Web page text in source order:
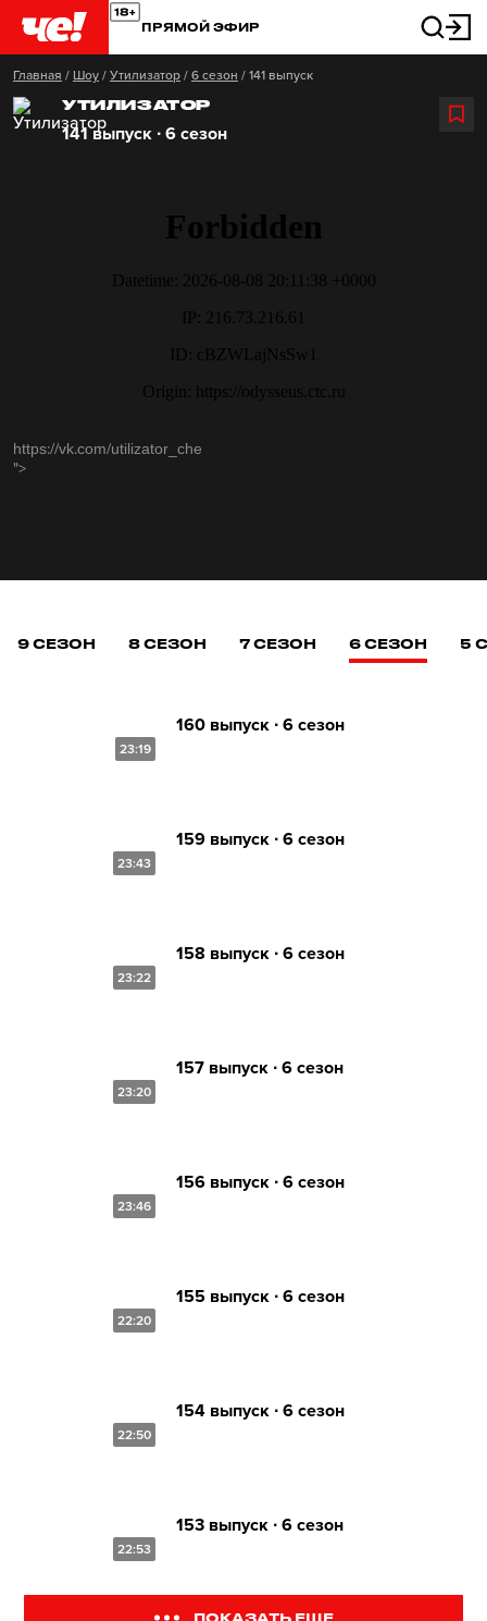
ПРЯМОЙ ЭФИР
Главная / Шоу / Утилизатор / 6 сезон / 141 выпуск
УТИЛИЗАТОР
141 выпуск ∙ 6 сезон
https://vk.com/utilizator_che
">
9 СЕЗОН 8 СЕЗОН 7 СЕЗОН 6 СЕЗОН 5
23:19
160 выпуск ∙ 6 сезон
23:43
159 выпуск ∙ 6 сезон
23:22
158 выпуск ∙ 6 сезон
23:20
157 выпуск ∙ 6 сезон
23:46
156 выпуск ∙ 6 сезон
22:20
155 выпуск ∙ 6 сезон
22:50
154 выпуск ∙ 6 сезон
22:53
153 выпуск ∙ 6 сезон
ПОКАЗАТЬ ЕЩЕ